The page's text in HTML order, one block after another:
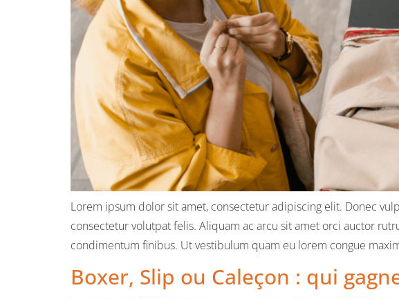
Lorem ipsum dolor sit amet, consectetur adipiscing elit. Donec
consectetur volutpat felis. Aliquam ac arcu sit amet orci auctor
condimentum finibus. Ut vestibulum quam eu lorem congue
Boxer, Slip ou Caleçon : qui